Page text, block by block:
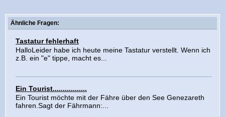
Ähnliche Fragen:
Tastatur fehlerhaft
HalloLeider habe ich heute meine Tastatur verstellt. Wenn ich
z.B. ein "e" tippe, macht es...
Ein Tourist.................
Ein Tourist möchte mit der Fähre über den See Genezareth
fahren.Sagt der Fährmann:...